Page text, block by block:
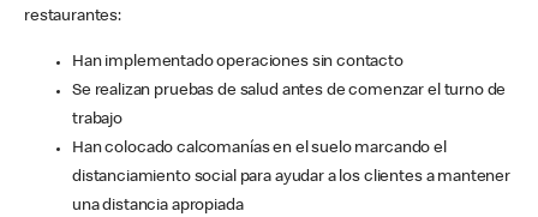
restaurantes:
Han implementado operaciones sin contacto
Se realizan pruebas de salud antes de comenzar el turno de
trabajo
Han colocado calcomanías en el suelo marcando el
distanciamiento social para ayudar a los clientes a mantener
una distancia apropiada